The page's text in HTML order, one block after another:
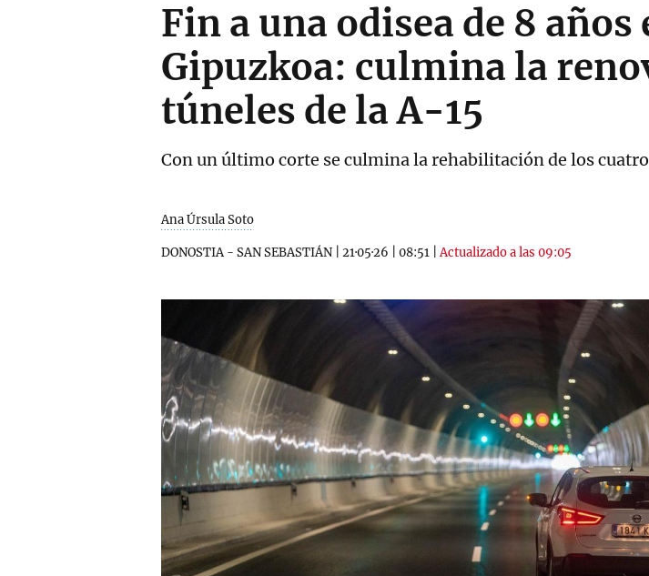
Fin a una odisea de 8
Gipuzkoa: culmina la
túneles de la A-15
Con un último corte se culmina la rehabilitación de los
Ana Úrsula Soto
DONOSTIA - SAN SEBASTIÁN 21·05·26 08:51 |Actualizado a las 09:05